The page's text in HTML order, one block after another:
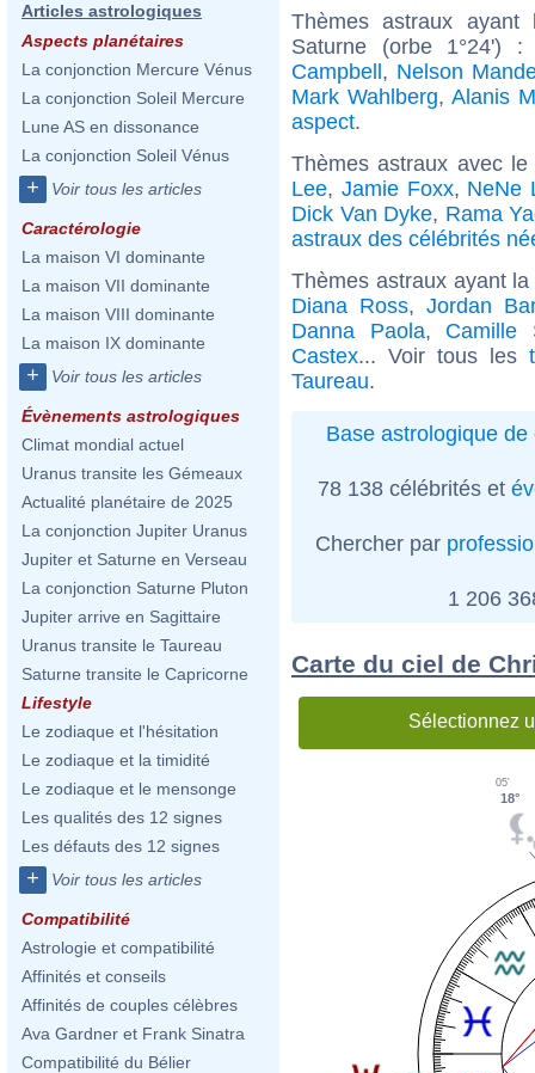
Articles astrologiques
Aspects planétaires
La conjonction Mercure Vénus
La conjonction Soleil Mercure
Lune AS en dissonance
La conjonction Soleil Vénus
+ Voir tous les articles
Caractérologie
La maison VI dominante
La maison VII dominante
La maison VIII dominante
La maison IX dominante
+ Voir tous les articles
Évènements astrologiques
Climat mondial actuel
Uranus transite les Gémeaux
Actualité planétaire de 2025
La conjonction Jupiter Uranus
Jupiter et Saturne en Verseau
La conjonction Saturne Pluton
Jupiter arrive en Sagittaire
Uranus transite le Taureau
Saturne transite le Capricorne
Lifestyle
Le zodiaque et l'hésitation
Le zodiaque et la timidité
Le zodiaque et le mensonge
Les qualités des 12 signes
Les défauts des 12 signes
+ Voir tous les articles
Compatibilité
Astrologie et compatibilité
Affinités et conseils
Affinités de couples célèbres
Ava Gardner et Frank Sinatra
Compatibilité du Bélier
Thèmes astraux ayant
Saturne (orbe 1°24')
Campbell, Nelson
Mark Wahlberg, Alanis
aspect.
Thèmes astraux avec
Lee, Jamie Foxx, NeNe
Dick Van Dyke, Rama
astraux des célébrités
Thèmes astraux ayant
Diana Ross, Jordan
Danna Paola, Camille
Castex... Voir tous les
Taureau.
Base astrologique de
78 138 célébrités et
Chercher par
1 206
Carte du ciel de
Sélectionnez
18°
05'